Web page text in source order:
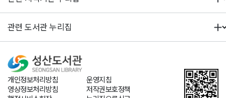
개인정보처리방침
운영지침
영상정보처리방침
저작권보호정책